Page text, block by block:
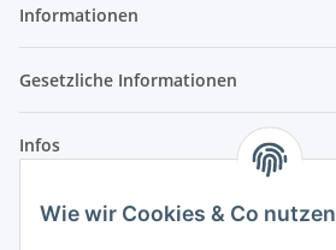
Wie wir Cookies & Co nutzen
Informationen
Gesetzliche Informationen
Infos
Laden - Öffnungszeiten: